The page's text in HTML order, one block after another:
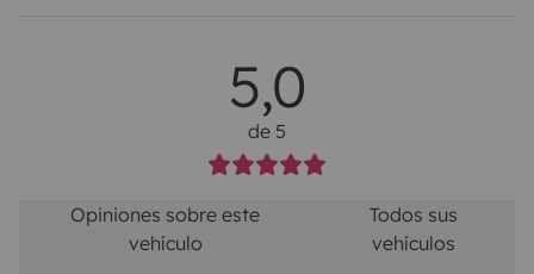
5,0
de 5
Opiniones sobre este
vehículo
Todos sus
vehículos